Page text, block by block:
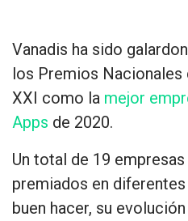
Vanadis ha sido
los Premios
XXI como la mejor
Apps de 2020.
Un total de 19
premiados en
buen hacer, su